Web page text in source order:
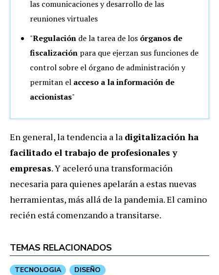
las comunicaciones y desarrollo de las
reuniones virtuales
"Regulación de la tarea de los órganos de
fiscalización para que ejerzan sus funciones de
control sobre el órgano de administración y
permitan el acceso a la información de
accionistas"
En general, la tendencia a la digitalización ha
facilitado el trabajo de profesionales y
empresas. Y aceleró una transformación
necesaria para quienes apelarán a estas nuevas
herramientas, más allá de la pandemia. El camino
recién está comenzando a transitarse.
TEMAS RELACIONADOS
TECNOLOGIA
DISEÑO